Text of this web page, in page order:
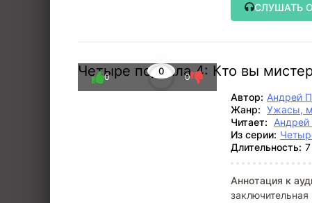
СЛУШАТЬ
Четыре подвала 4: Кто вы
0
0 0
Автор: Андрей
Жанр: Ужасы,
Читает:
Андрей
Из серии:
Длительность:
Аннотация к